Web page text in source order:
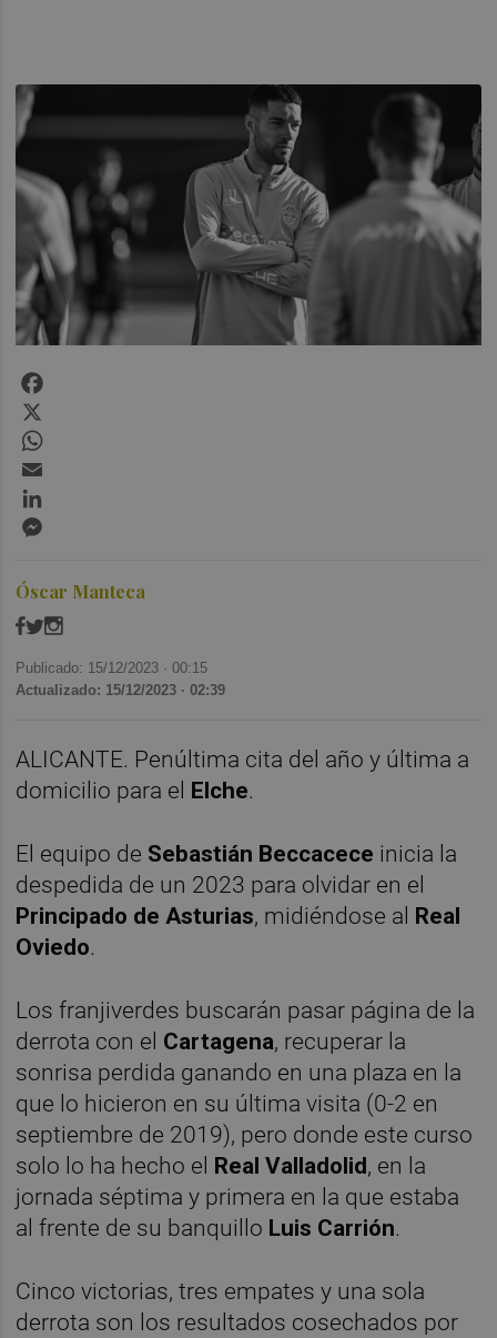
Óscar Manteca
Publicado: 15/12/2023 ·00:15
Actualizado: 15/12/2023 · 02:39
ALICANTE. Penúltima cita del año y última a
domicilio para el Elche.
El equipo de Sebastián Beccacece inicia la
despedida de un 2023 para olvidar en el
Principado de Asturias, midiéndose al Real
Oviedo.
Los franjiverdes buscarán pasar página de la
derrota con el Cartagena, recuperar la
sonrisa perdida ganando en una plaza en la
que lo hicieron en su última visita (0-2 en
septiembre de 2019), pero donde este curso
solo lo ha hecho el Real Valladolid, en la
jornada séptima y primera en la que estaba
al frente de su banquillo Luis Carrión.
Cinco victorias, tres empates y una sola
derrota son los resultados cosechados por